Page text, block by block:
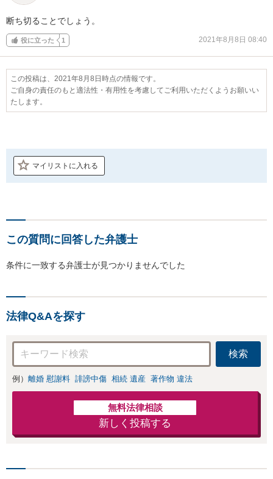
断ち切ることでしょう。
役に立った 1 2021年8月8日 08:40
この投稿は、2021年8月8日時点の情報です。
ご自身の責任のもと適法性・有用性を考慮してご利用いただくようお願いい
たします。
マイリストに入れる
この質問に回答した弁護士
条件に一致する弁護士が見つかりませんでした
法律Q&Aを探す
検索
例） 離婚 慰謝料 誹謗中傷 相続 遺産 著作物 違法
無料法律相談
新しく投稿する